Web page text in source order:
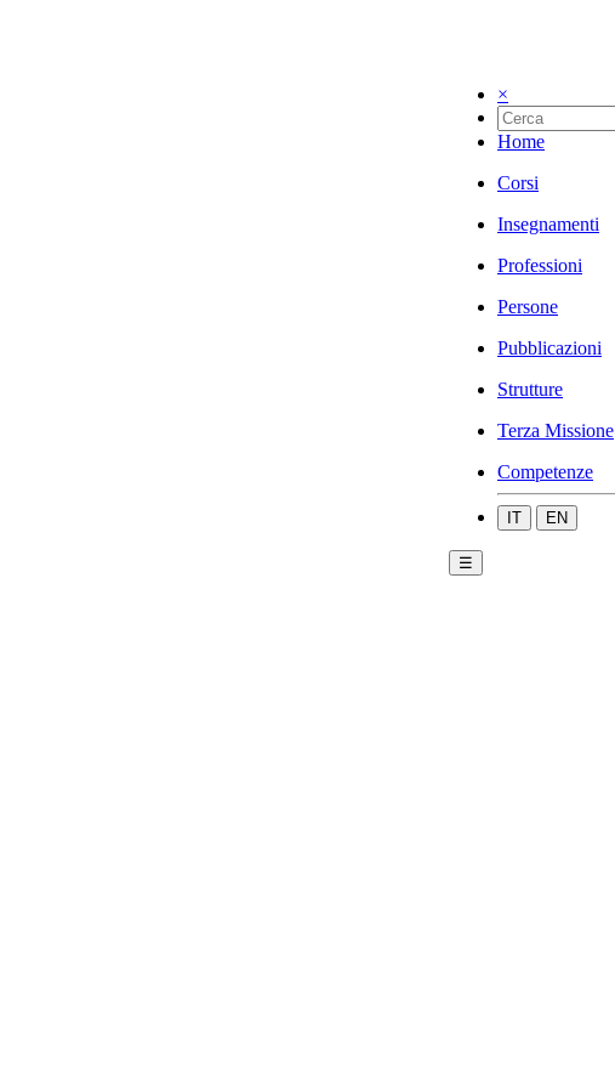
×
Home
Corsi
Insegnamenti
Professioni
Persone
Pubblicazioni
Strutture
Terza Missione
Competenze
IT EN
☰